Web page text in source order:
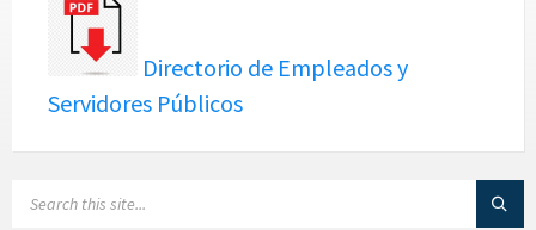
Directorio de Empleados y
Servidores Públicos